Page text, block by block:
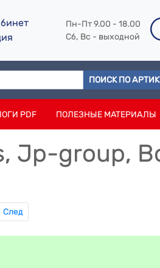
Пн-Пт 9.00 - 18.00
Сб, Вс - выходной
ПОИСК ПО
PDF ПОЛЕЗНЫЕ МАТЕРИАЛЫ
Jp-group,
След